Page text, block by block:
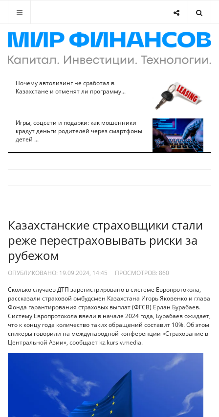
Почему автолизинг не сработал в
Казахстане и отменят ли программу...
Игры, соцсети и подарки: как мошенники
крадут деньги родителей через смартфоны
детей ...
Казахстанские страховщики стали
реже перестраховывать риски за
рубежом
ОПУБЛИКОВАНО: 19.09.2024, 14:45 ПРОСМОТРОВ: 860
Сколько случаев ДТП зарегистрировано в системе Европротокола,
рассказали страховой омбудсмен Казахстана Игорь Яковенко и глава
Фонда гарантирования страховых выплат (ФГСВ) Ерлан Бурабаев.
Систему Европротокола ввели в начале 2024 года, Бурабаев ожидает,
что к концу года количество таких обращений составит 10%. Об этом
спикеры говорили на международной конференции «Страхование в
Центральной Азии», сообщает kz.kursiv.media.